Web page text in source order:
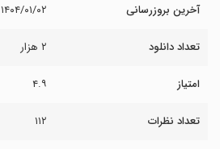
آخرین بروزرسانی ۱۴۰۴/۰۱/۰۲
تعداد دانلود ۲ هزار
امتیاز ۴.۹
تعداد نظرات ۱۱۲